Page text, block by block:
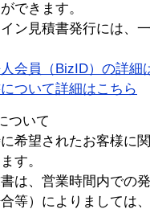
できます。
ン見積書発行には、
会員（BizID）の詳細
ついて詳細はこちら
ついて
希望されたお客様に
す。
は、営業時間内での
等）によりましては